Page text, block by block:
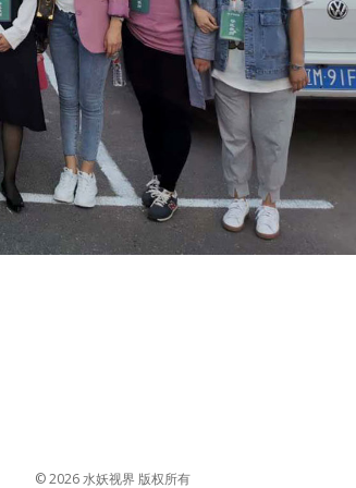
© 2026 水妖视界 版权所有